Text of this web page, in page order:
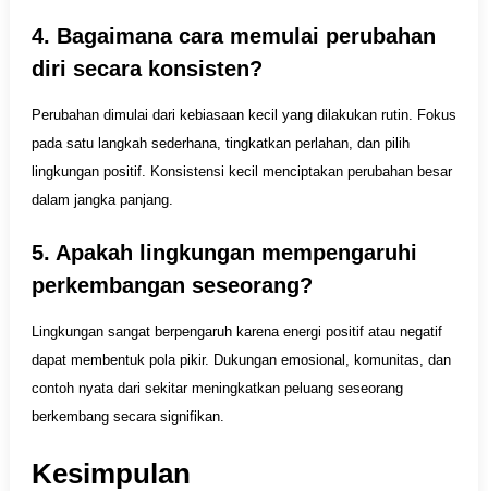
4. Bagaimana cara memulai perubahan
diri secara konsisten?
Perubahan dimulai dari kebiasaan kecil yang dilakukan rutin. Fokus
pada satu langkah sederhana, tingkatkan perlahan, dan pilih
lingkungan positif. Konsistensi kecil menciptakan perubahan besar
dalam jangka panjang.
5. Apakah lingkungan mempengaruhi
perkembangan seseorang?
Lingkungan sangat berpengaruh karena energi positif atau negatif
dapat membentuk pola pikir. Dukungan emosional, komunitas, dan
contoh nyata dari sekitar meningkatkan peluang seseorang
berkembang secara signifikan.
Kesimpulan